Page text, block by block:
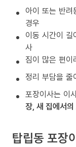
아이 또는 반
경우
이동 시간이
사
짐이 많은 편
정리 부담을 줄
포장이사는 이
장, 새 집에서
탑립동 포장